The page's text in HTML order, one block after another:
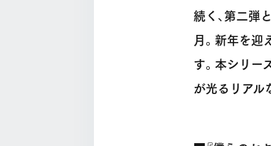
続く、第二弾
月。新年を迎
す。本シリー
が光るリアル